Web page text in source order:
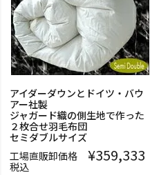
アイダーダウンとドイツ・バウ
アー社製
ジャガード織の側生地で作った
２枚合せ羽毛布団
セミダブルサイズ
工場直販卸価格
¥359,333
税込